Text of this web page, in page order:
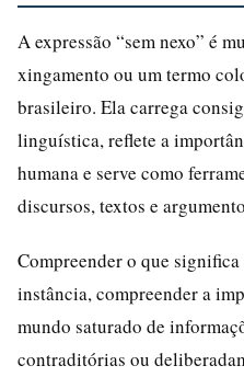
A expressão “sem nexo” é
xingamento ou um termo
brasileiro. Ela carrega
linguística, reflete a
humana e serve como
discursos, textos e
Compreender o que significa
instância, compreender a
mundo saturado de
contraditórias ou